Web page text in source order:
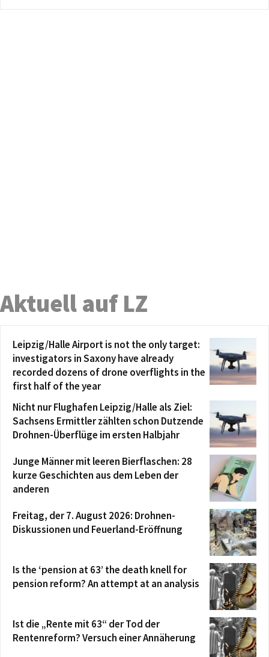
Aktuell auf LZ
Leipzig/Halle Airport is not the only target:
investigators in Saxony have already
recorded dozens of drone overflights in the
first half of the year
Nicht nur Flughafen Leipzig/Halle als Ziel:
Sachsens Ermittler zählten schon Dutzende
Drohnen-Überflüge im ersten Halbjahr
Junge Männer mit leeren Bierflaschen: 28
kurze Geschichten aus dem Leben der
anderen
Freitag, der 7. August 2026: Drohnen-
Diskussionen und Feuerland-Eröffnung
Is the ‘pension at 63’ the death knell for
pension reform? An attempt at an analysis
Ist die „Rente mit 63“ der Tod der
Rentenreform? Versuch einer Annäherung